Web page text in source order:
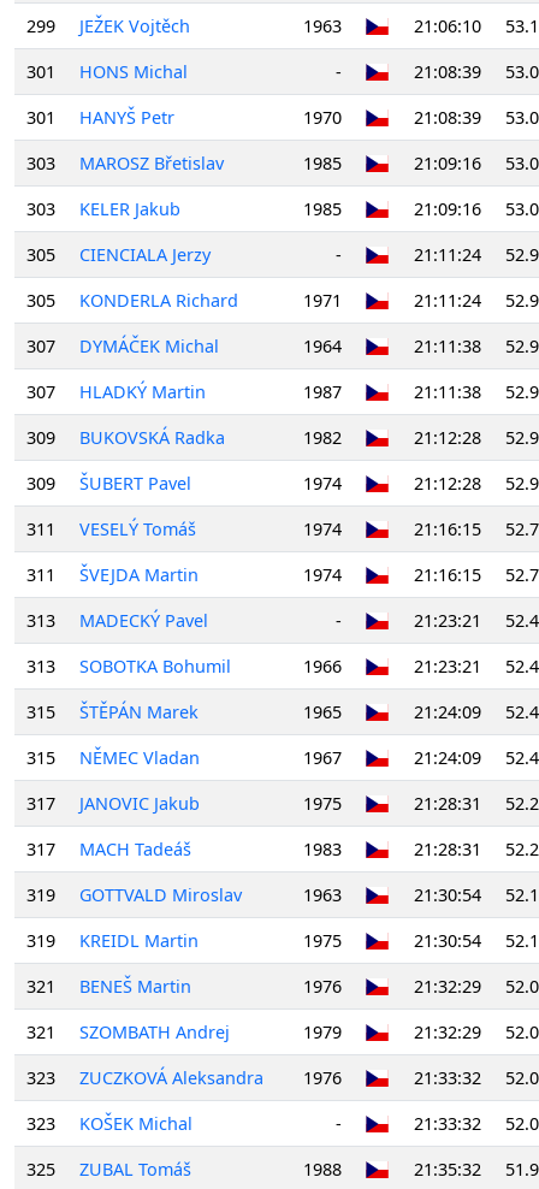
299
JEŽEK Vojtěch 1963 21:06:10
301
HONS Michal - 21:08:39
301
HANYŠ Petr 1970 21:08:39
303
MAROSZ Břetislav 1985 21:09:16
303
KELER Jakub 1985 21:09:16
305
CIENCIALA Jerzy - 21:11:24
305
KONDERLA Richard 1971 21:11:24
307
DYMÁČEK Michal 1964 21:11:38
307
HLADKÝ Martin 1987 21:11:38
309
BUKOVSKÁ Radka 1982 21:12:28
309
ŠUBERT Pavel 1974 21:12:28
311
VESELÝ Tomáš 1974 21:16:15
311
ŠVEJDA Martin 1974 21:16:15
313
MADECKÝ Pavel - 21:23:21
313
SOBOTKA Bohumil 1966 21:23:21
315
ŠTĚPÁN Marek 1965 21:24:09
315
NĚMEC Vladan 1967 21:24:09
317
JANOVIC Jakub 1975 21:28:31
317
MACH Tadeáš 1983 21:28:31
319
GOTTVALD Miroslav 1963 21:30:54
319
KREIDL Martin 1975 21:30:54
321
BENEŠ Martin 1976 21:32:29
321
SZOMBATH Andrej 1979 21:32:29
323
ZUCZKOVÁ Aleksandra 1976 21:33:32
323
KOŠEK Michal - 21:33:32
325
ZUBAL Tomáš 1988 21:35:32